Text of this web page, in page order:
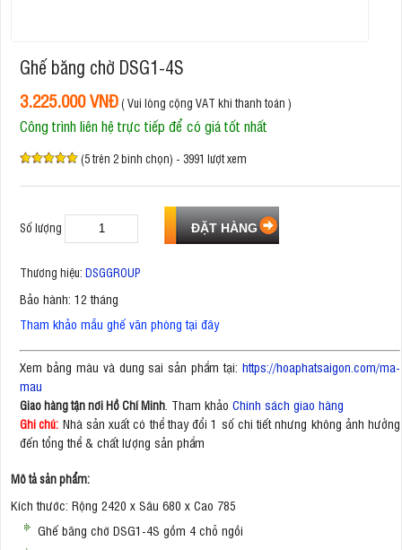
Ghế băng chờ DSG1-4S
3.225.000 VNĐ( Vui lòng cộng VAT khi thanh toán )
Công trình liên hệ trực tiếp để có giá tốt nhất
(5 trên 2 bình chọn) - 3991 lượt xem
Số lượng
Thương hiệu: DSGGROUP
Bảo hành: 12 tháng
Tham khảo mẫu ghế văn phòng tại đây
Xem bảng màu và dung sai sản phẩm tại: https://hoaphatsaigon.com/ma-
mau
Giao hàng tận nơi Hồ Chí Minh . Tham khảo Chính sách giao hàng
Ghi chú: Nhà sản xuất có thể thay đổi 1 số chi tiết nhưng không ảnh hưởng
đến tổng thể & chất lượng sản phẩm
Mô tả sản phẩm:
Kích thước: Rộng 2420 x Sâu 680 x Cao 785
Ghế băng chờ DSG1-4S gồm 4 chỗ ngồi